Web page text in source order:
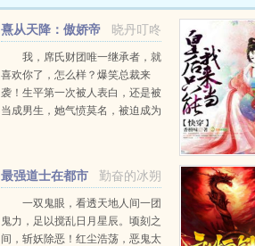
晓丹叮咚
熹从天降：傲娇帝
少，来伺候
我，席氏财团唯一继承者，就
喜欢你了，怎么样？爆笑总裁来
袭！生平第一次被人表白，还是被
当成男生，她气愤莫名，被迫成为
勤奋的冰朔
最强道士在都市
一双鬼眼，看透天地人间一团
鬼力，足以搅乱日月星辰。顷刻之
间，斩妖除恶！红尘浩荡，恶鬼太